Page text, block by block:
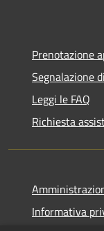
Prenotazione
Segnalazione
Leggi le FAQ
Richiesta
Informativa